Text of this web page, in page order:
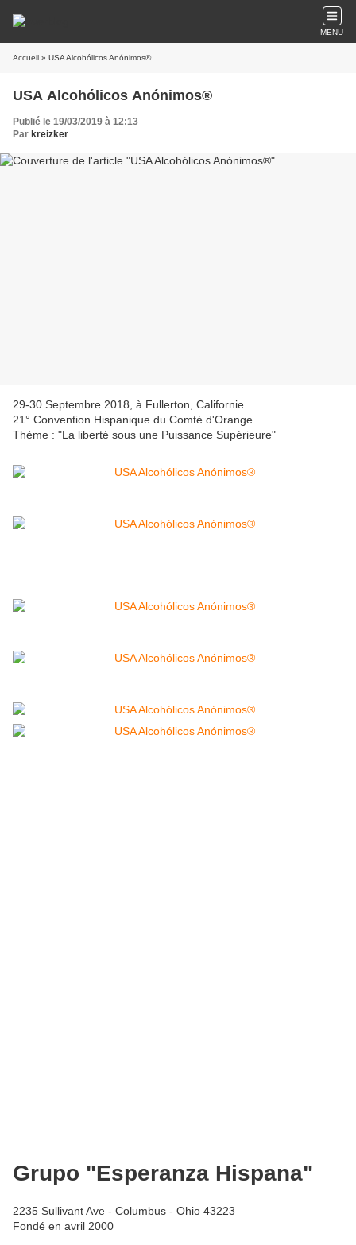
MENU
Accueil » USA Alcohólicos Anónimos®
USA Alcohólicos Anónimos®
Publié le 19/03/2019 à 12:13
Par kreizker
29-30 Septembre 2018, à Fullerton, Californie
21° Convention Hispanique du Comté d'Orange
Thème : "La liberté sous une Puissance Supérieure"
Grupo "Esperanza Hispana"
2235 Sullivant Ave - Columbus - Ohio 43223
Fondé en avril 2000